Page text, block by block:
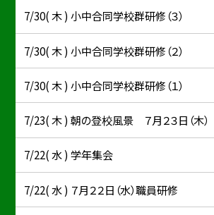
7/30( 木 ) 小中合同学校群研修（３）
7/30( 木 ) 小中合同学校群研修（２）
7/30( 木 ) 小中合同学校群研修（１）
7/23( 木 ) 朝の登校風景 ７月２３日（木）
7/22( 水 ) 学年集会
7/22( 水 ) ７月２２日（水）職員研修